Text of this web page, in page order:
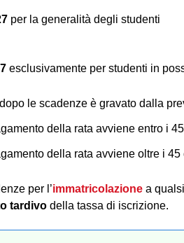
per la generalità degli studenti
esclusivamente per studenti in
dopo le scadenze è gravato dalla
della rata avviene entro i
della rata avviene oltre i
per l’immatricolazione a
tardivo della tassa di iscrizione.